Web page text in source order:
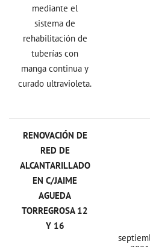
mediante el
sistema de
rehabilitación de
tuberías con
manga continua y
curado ultravioleta.
RENOVACIÓN DE
RED DE
ALCANTARILLADO
EN C/JAIME
AGUEDA
TORREGROSA 12
Y 16